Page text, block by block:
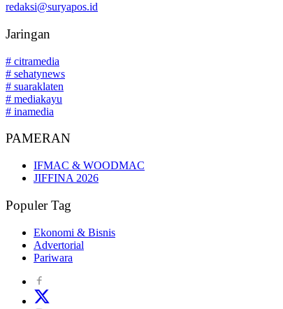
redaksi@suryapos.id
Jaringan
# citramedia
# sehatynews
# suaraklaten
# mediakayu
# inamedia
PAMERAN
IFMAC & WOODMAC
JIFFINA 2026
Populer Tag
Ekonomi & Bisnis
Advertorial
Pariwara